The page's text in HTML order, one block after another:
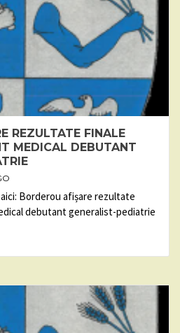
REZULTATE FINALE
MEDICAL DEBUTANT
Borderou afișare rezultate
debutant generalist-pediatrie